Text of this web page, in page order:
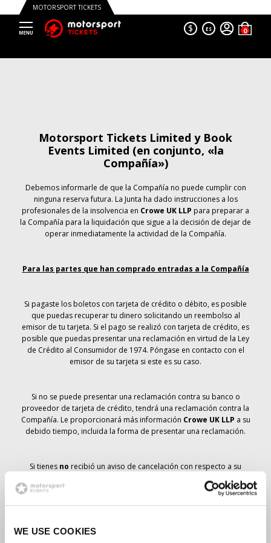
WE USE COOKIES
MOTORSPORT TICKETS
$ ES
Motorsport Tickets Limited y Book
Events Limited (en conjunto, «la
Compañía»)
Debemos informarle de que la Compañía no puede cumplir con
ninguna reserva futura. La Junta ha dado instrucciones a los
profesionales de la insolvencia en Crowe UK LLP para preparar a
la Compañía para la liquidación que sigue a la decisión de dejar de
operar inmediatamente la actividad de la Compañía.
Para las partes que han comprado entradas a la Compañía
Si pagaste los boletos con tarjeta de crédito o débito, es posible
que puedas recuperar tu dinero solicitando un reembolso al
emisor de tu tarjeta. Si el pago se realizó con tarjeta de crédito, es
posible que puedas presentar una reclamación en virtud de la Ley
de Crédito al Consumidor de 1974. Póngase en contacto con el
emisor de su tarjeta si este es su caso.
Si no se puede presentar una reclamación contra su banco o
proveedor de tarjeta de crédito, tendrá una reclamación contra la
Compañía. Le proporcionará más información Crowe UK LLP a su
debido tiempo, incluida la forma de presentar una reclamación.
Si tienes no recibió un aviso de cancelación con respecto a su
pedido de entradas, su reserva no se ha cancelado y se prevé que
recibirá las entradas que ha pedido a su debido tiempo. La